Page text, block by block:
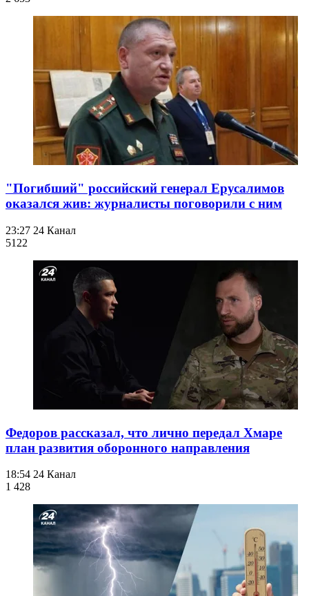
"Погибший" российский генерал Ерусалимов
оказался жив: журналисты поговорили с ним
23:27 24 Канал
5122
Федоров рассказал, что лично передал Хмаре
план развития оборонного направления
18:54 24 Канал
1 428